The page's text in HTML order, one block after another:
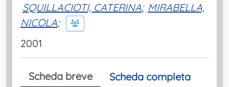
SQUILLACIOTI, CATERINA; MIRABELLA,
NICOLA;
2001
Scheda breve
Scheda completa